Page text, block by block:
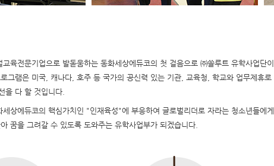
교육전문기업으로 발돋움하는 동화세상에듀코의 첫 걸음으로 ㈜쏠루트 유학사업단이
그램은 미국, 캐나다, 호주 등 국가의 공신력 있는 기관, 교육청, 학교와 업무제휴로
을 다 할 것입니다.
세상에듀코의 핵심가치인 "인재육성"에 부응하여 글로벌리더로 자라는 청소년들에게
꿈을 그려갈 수 있도록 도와주는 유학사업부가 되겠습니다.